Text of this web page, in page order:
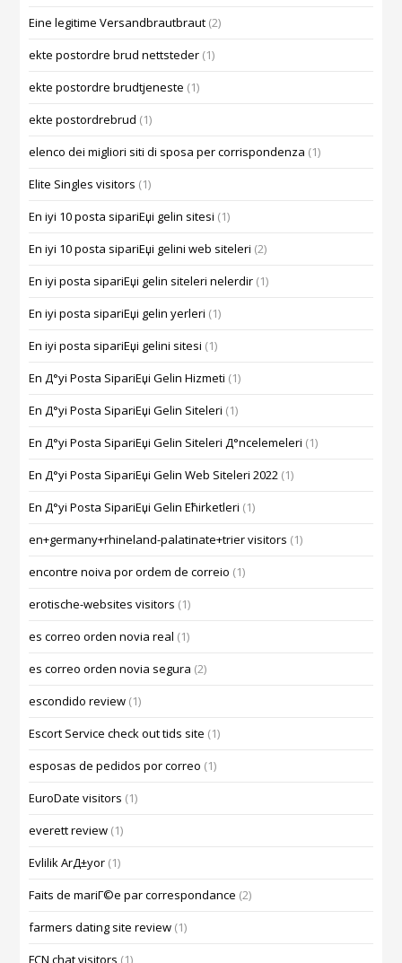
Eine legitime Versandbrautbraut (2)
ekte postordre brud nettsteder (1)
ekte postordre brudtjeneste (1)
ekte postordrebrud (1)
elenco dei migliori siti di sposa per corrispondenza (1)
Elite Singles visitors (1)
En iyi 10 posta sipariЕџi gelin sitesi (1)
En iyi 10 posta sipariЕџi gelini web siteleri (2)
En iyi posta sipariЕџi gelin siteleri nelerdir (1)
En iyi posta sipariЕџi gelin yerleri (1)
En iyi posta sipariЕџi gelini sitesi (1)
En Д°yi Posta SipariЕџi Gelin Hizmeti (1)
En Д°yi Posta SipariЕџi Gelin Siteleri (1)
En Д°yi Posta SipariЕџi Gelin Siteleri Д°ncelemeleri (1)
En Д°yi Posta SipariЕџi Gelin Web Siteleri 2022 (1)
En Д°yi Posta SipariЕџi Gelin Ећirketleri (1)
en+germany+rhineland-palatinate+trier visitors (1)
encontre noiva por ordem de correio (1)
erotische-websites visitors (1)
es correo orden novia real (1)
es correo orden novia segura (2)
escondido review (1)
Escort Service check out tids site (1)
esposas de pedidos por correo (1)
EuroDate visitors (1)
everett review (1)
Evlilik ArД±yor (1)
Faits de mariГ©e par correspondance (2)
farmers dating site review (1)
FCN chat visitors (1)